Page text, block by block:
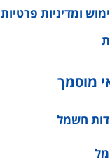
ומדיניות פרטיות
מוסמך
חשמל